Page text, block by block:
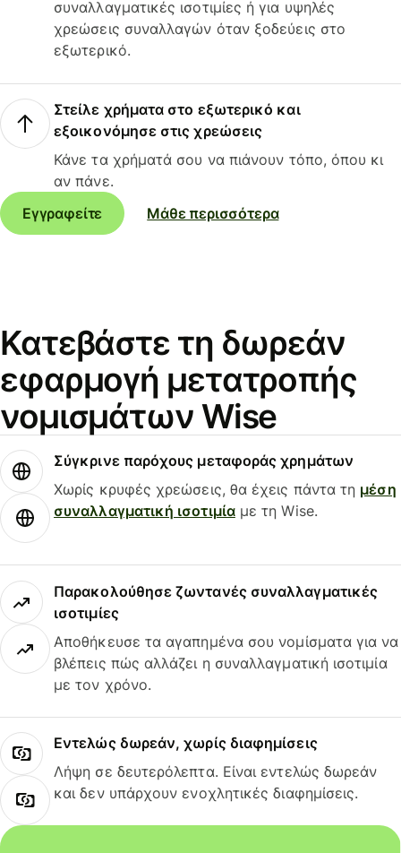
συναλλαγματικές ισοτιμίες ή για υψηλές
χρεώσεις συναλλαγών όταν ξοδεύεις στο
εξωτερικό.
Στείλε χρήματα στο εξωτερικό και
εξοικονόμησε στις χρεώσεις
Κάνε τα χρήματά σου να πιάνουν τόπο, όπου κι
αν πάνε.
Εγγραφείτε
Μάθε περισσότερα
Κατεβάστε τη δωρεάν
εφαρμογή μετατροπής
νομισμάτων Wise
Σύγκρινε παρόχους μεταφοράς χρημάτων
Χωρίς κρυφές χρεώσεις, θα έχεις πάντα τη μέση
συναλλαγματική ισοτιμίαμε τη Wise.
Παρακολούθησε ζωντανές συναλλαγματικές
ισοτιμίες
Αποθήκευσε τα αγαπημένα σου νομίσματα για να
βλέπεις πώς αλλάζει η συναλλαγματική ισοτιμία
με τον χρόνο.
Εντελώς δωρεάν, χωρίς διαφημίσεις
Λήψη σε δευτερόλεπτα. Είναι εντελώς δωρεάν
και δεν υπάρχουν ενοχλητικές διαφημίσεις.